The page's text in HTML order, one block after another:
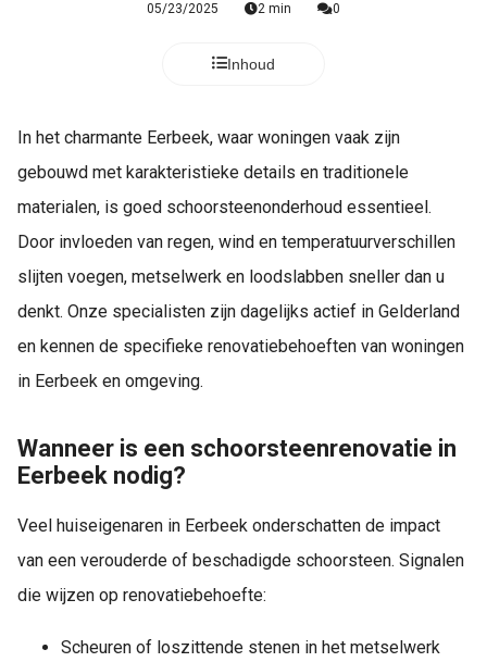
05/23/2025 2 min 0
Inhoud
In het charmante Eerbeek, waar woningen vaak zijn
gebouwd met karakteristieke details en traditionele
materialen, is goed schoorsteenonderhoud essentieel.
Door invloeden van regen, wind en temperatuurverschillen
slijten voegen, metselwerk en loodslabben sneller dan u
denkt. Onze specialisten zijn dagelijks actief in Gelderland
en kennen de specifieke renovatiebehoeften van woningen
in Eerbeek en omgeving.
Wanneer is een schoorsteenrenovatie in
Eerbeek nodig?
Veel huiseigenaren in Eerbeek onderschatten de impact
van een verouderde of beschadigde schoorsteen. Signalen
die wijzen op renovatiebehoefte:
Scheuren of loszittende stenen in het metselwerk